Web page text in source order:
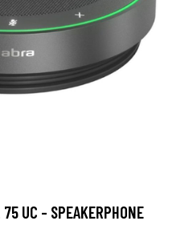
UC - SPEAKERPHONE